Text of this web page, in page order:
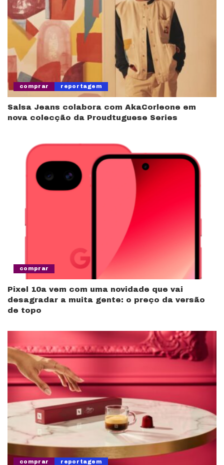
comprar reportagem
Salsa Jeans colabora com AkaCorleone em
nova colecção da Proudtuguese Series
comprar
Pixel 10a vem com uma novidade que vai
desagradar a muita gente: o preço da versão
de topo
comprar reportagem